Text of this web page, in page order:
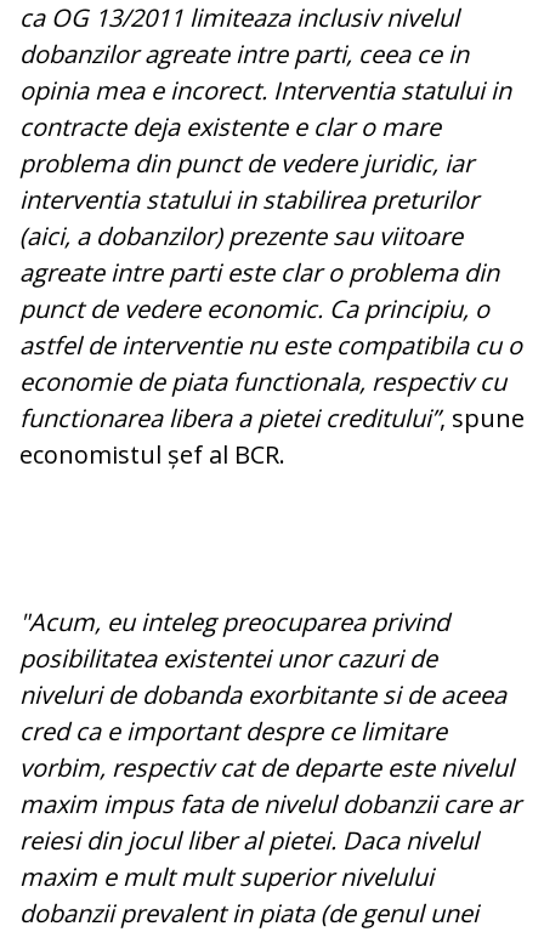
ca OG 13/2011 limiteaza inclusiv nivelul
dobanzilor agreate intre parti, ceea ce in
opinia mea e incorect. Interventia statului in
contracte deja existente e clar o mare
problema din punct de vedere juridic, iar
interventia statului in stabilirea preturilor
(aici, a dobanzilor) prezente sau viitoare
agreate intre parti este clar o problema din
punct de vedere economic. Ca principiu, o
astfel de interventie nu este compatibila cu o
economie de piata functionala, respectiv cu
functionarea libera a pietei creditului”, spune
economistul șef al BCR.
"Acum, eu inteleg preocuparea privind
posibilitatea existentei unor cazuri de
niveluri de dobanda exorbitante si de aceea
cred ca e important despre ce limitare
vorbim, respectiv cat de departe este nivelul
maxim impus fata de nivelul dobanzii care ar
reiesi din jocul liber al pietei. Daca nivelul
maxim e mult mult superior nivelului
dobanzii prevalent in piata (de genul unei